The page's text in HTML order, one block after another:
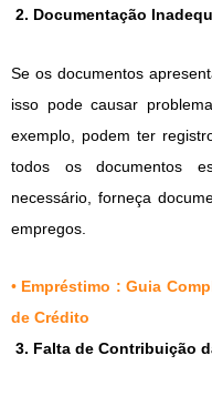
2. Documentação
Se os documentos
isso pode causar
exemplo, podem ter
todos os documentos
necessário, forneça
empregos.
• Empréstimo : Guia
de Crédito
3. Falta de Contribuição